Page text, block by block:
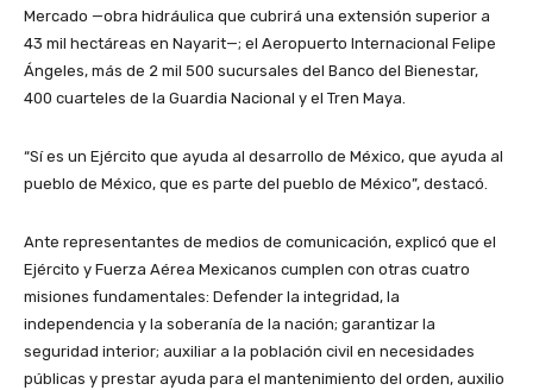
Mercado —obra hidráulica que cubrirá una extensión superior a
43 mil hectáreas en Nayarit—; el Aeropuerto Internacional Felipe
Ángeles, más de 2 mil 500 sucursales del Banco del Bienestar,
400 cuarteles de la Guardia Nacional y el Tren Maya.
“Sí es un Ejército que ayuda al desarrollo de México, que ayuda al
pueblo de México, que es parte del pueblo de México”, destacó.
Ante representantes de medios de comunicación, explicó que el
Ejército y Fuerza Aérea Mexicanos cumplen con otras cuatro
misiones fundamentales: Defender la integridad, la
independencia y la soberanía de la nación; garantizar la
seguridad interior; auxiliar a la población civil en necesidades
públicas y prestar ayuda para el mantenimiento del orden, auxilio